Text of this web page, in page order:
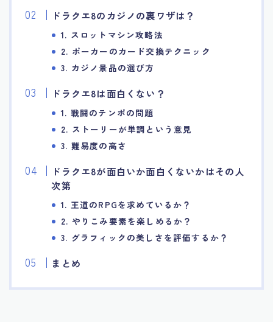
ドラクエ8のカジノの裏ワザは？
1. スロットマシン攻略法
2. ポーカーのカード交換テクニック
3. カジノ景品の選び方
ドラクエ8は面白くない？
1. 戦闘のテンポの問題
2. ストーリーが単調という意見
3. 難易度の高さ
ドラクエ8が面白いか面白くないかはその人
次第
1. 王道のRPGを求めているか？
2. やりこみ要素を楽しめるか？
3. グラフィックの美しさを評価するか？
まとめ